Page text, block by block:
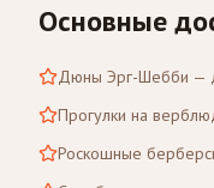
Основные
Дюны Эрг-Шебби —
Прогулки на
Роскошные